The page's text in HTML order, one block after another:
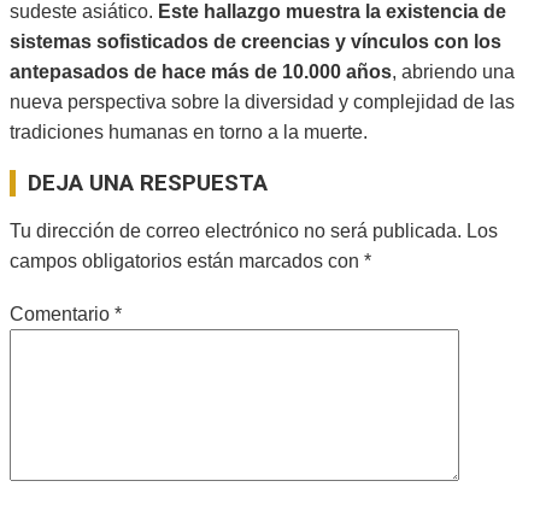
sudeste asiático. Este hallazgo muestra la existencia de
sistemas sofisticados de creencias y vínculos con los
antepasados de hace más de 10.000 años, abriendo una
nueva perspectiva sobre la diversidad y complejidad de las
tradiciones humanas en torno a la muerte.
2025-
09-
17
DEJA UNA RESPUESTA
Tu dirección de correo electrónico no será publicada. Los
campos obligatorios están marcados con *
Comentario *